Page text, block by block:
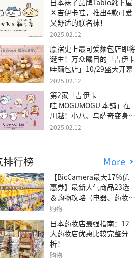
日本袜子品牌Tabio靴下屋
Ｘ吉伊卡哇，推出4款可爱
又舒适的联名袜！
2025.02.12
原宿史上最可爱麵包店即将
诞生！万众瞩目的「吉伊卡
哇麵包店」10/29盛大开幕
2025.02.12
第2家「吉伊卡
哇 MOGUMOGU 本舖」在
川越！小八、乌萨奇变身可
爱地瓜！
2025.02.12
行榜 More
【BicCamera最大17%优
惠券】最新人气商品23选
＆购物攻略（电器、药妆、
玩具等）
购物
日本药妆店最强指南：12
大药妆店优惠比较完整分
析！
购物